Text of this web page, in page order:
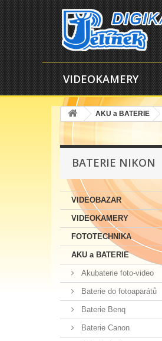
VIDEOKAMERY
AKU a BATERIE
BATERIE NIKON
VIDEOBAZAR
VIDEOKAMERY
FOTOTECHNIKA
AKU a BATERIE
Akubaterie foto-video
Baterie do fotoaparátů
Baterie Benq
Baterie Canon